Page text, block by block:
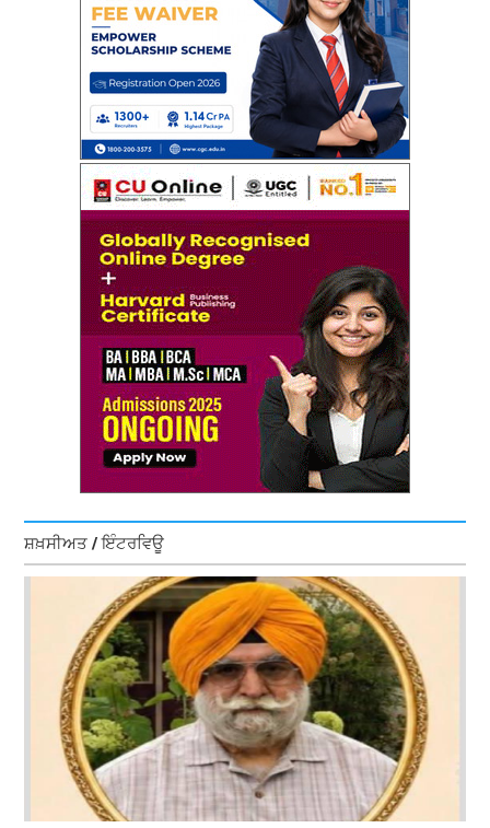
ਸ਼ਖ਼ਸੀਅਤ / ਇੰਟਰਵਿਊ